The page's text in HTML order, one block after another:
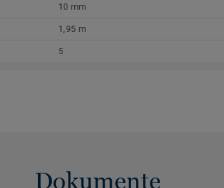
10 mm
1,95 m
5
Dokumente